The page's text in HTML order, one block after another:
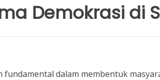
Demokrasi di
dalam membentuk